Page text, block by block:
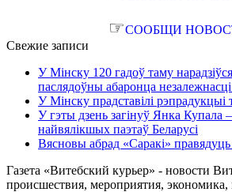
☞СООБЩИ
Свежие записи
У Мінску 120 гадоў таму
паслядоўны абаронца незалежнасці
У Мінску прадставілі
У гэты дзень загінуў Янка Купала
найвялікшых паэтаў Беларусі
Вясновы абрад «Саракі»
Газета «Витебский курьер» - новости
происшествия, мероприятия, экономика,